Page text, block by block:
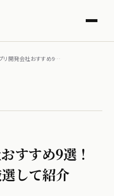
リ開発会社おすすめ9…
すすめ9選！​
して​紹介